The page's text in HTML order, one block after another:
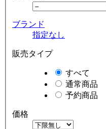
ブランド
指定なし
販売タイプ
すべて
通常商品
予約商品
価格